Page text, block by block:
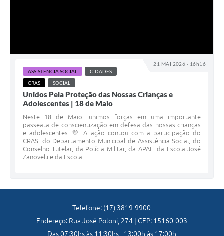
21 MAI 2026 - 16h16
ASSISTÊNCIA SOCIAL
CIDADES
CRAS
SOCIAL
Unidos Pela Proteção das Nossas Crianças e
Adolescentes | 18 de Maio
Neste 18 de Maio, unimos forças em uma importante
passeata de conscientização em defesa das nossas crianças
e adolescentes. 💛 A ação contou com a participação do
CRAS, do Departamento Municipal de Assistência Social, do
Conselho Tutelar, da Polícia Militar, da APAE, da Escola José
Zanovelli e da Escola...
Telefone: (17) 3819-9900
Endereço: Rua José Poloni, 274 | CEP: 15160-003
Das 07:30hs às 11:30hs - 13:00h às 17:00h